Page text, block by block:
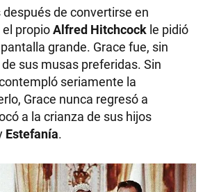
después de convertirse en
propioAlfred Hitchcock le pidió
grande. Grace fue, sin
sus musas preferidas. Sin
seriamente la
Grace nunca regresó a
a la crianza de sus hijos
Estefanía.